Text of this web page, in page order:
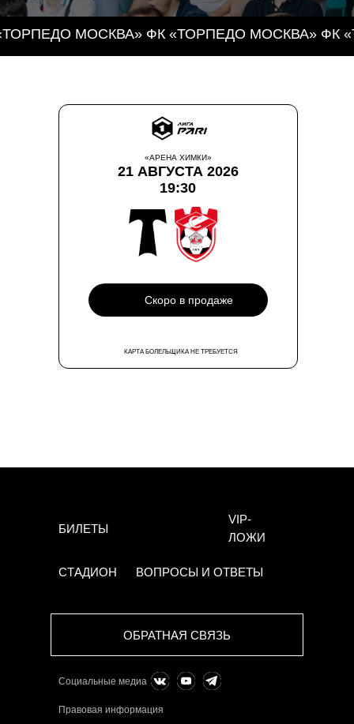
МОСКВА» ФК «ТОРПЕДО МОСКВА»
Скоро в продаже
21 АВГУСТА 2026
19:30
КАРТА БОЛЕЛЬЩИКА НЕ ТРЕБУЕТСЯ
«АРЕНА ХИМКИ»
Правовая информация
ОБРАТНАЯ СВЯЗЬ
БИЛЕТЫ
VIP-
ЛОЖИ
СТАДИОН ВОПРОСЫ И ОТВЕТЫ
Социальные медиа